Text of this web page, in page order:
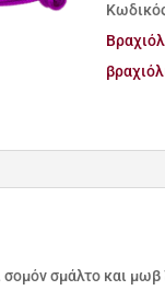
σμάλτο και